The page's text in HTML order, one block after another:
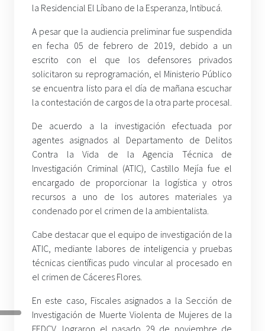
la Residencial El Líbano de la Esperanza, Intibucá.
A pesar que la audiencia preliminar fue suspendida
en fecha 05 de febrero de 2019, debido a un
escrito con el que los defensores privados
solicitaron su reprogramación, el Ministerio Público
se encuentra listo para el día de mañana escuchar
la contestación de cargos de la otra parte procesal.
De acuerdo a la investigación efectuada por
agentes asignados al Departamento de Delitos
Contra la Vida de la Agencia Técnica de
Investigación Criminal (ATIC), Castillo Mejía fue el
encargado de proporcionar la logística y otros
recursos a uno de los autores materiales ya
condenado por el crimen de la ambientalista.
Cabe destacar que el equipo de investigación de la
ATIC, mediante labores de inteligencia y pruebas
técnicas científicas pudo vincular al procesado en
el crimen de Cáceres Flores.
En este caso, Fiscales asignados a la Sección de
Investigación de Muerte Violenta de Mujeres de la
FEDCV, lograron el pasado 29 de noviembre de